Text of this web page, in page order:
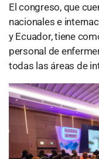
El congreso, que
nacionales e
y Ecuador, tiene
personal de
todas las áreas de